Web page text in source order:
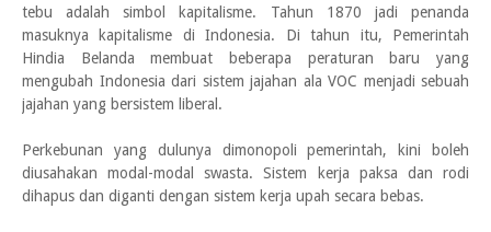
tebu adalah simbol kapitalisme. Tahun 1870 jadi penanda
masuknya kapitalisme di Indonesia. Di tahun itu, Pemerintah
Hindia Belanda membuat beberapa peraturan baru yang
mengubah Indonesia dari sistem jajahan ala VOC menjadi sebuah
jajahan yang bersistem liberal.
Perkebunan yang dulunya dimonopoli pemerintah, kini boleh
diusahakan modal-modal swasta. Sistem kerja paksa dan rodi
dihapus dan diganti dengan sistem kerja upah secara bebas.